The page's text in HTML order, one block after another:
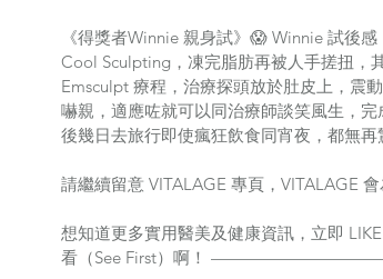
《得獎者Winnie 親身試》😱 Winnie 試後
Cool Sculpting，凍完脂肪再被人手搓扭，
Emsculpt 療程，治療探頭放於肚皮上，震
嚇親，適應咗就可以同治療師談笑風生，
後幾日去旅行即使瘋狂飲食同宵夜，都無再
請繼續留意 VITALAGE 專頁，VITALAGE
想知道更多實用醫美及健康資訊，立即
看（See First）啊！